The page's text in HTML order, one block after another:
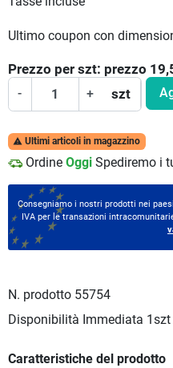
Ultimo coupon con
Prezzo per szt: prezzo
- + szt
 Ultimi articoli in magazzino
Ordine Oggi Spediremo i
Consegniamo i nostri prodotti nei
IVA per le transazioni
N. prodotto 55754
Disponibilità Immediata 1szt
Caratteristiche del prodotto